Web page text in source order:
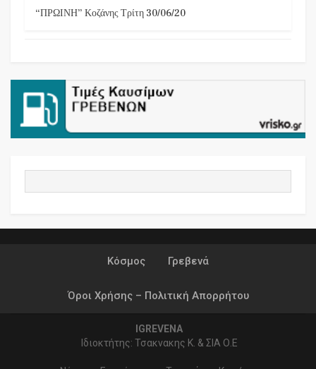
“ΠΡΩΙΝΗ” Κοζάνης Τρίτη 30/06/20
Κόσμος Γρεβενά
Όροι Χρήσης – Πολιτική Απορρήτου
IGREVENA
Ιδιοκτήτης: Τσακνακης Κ. & ΣΙΑ Ο.Ε